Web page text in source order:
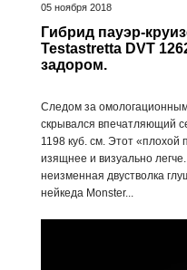
05 ноября 2018
Гибрид пауэр-
Testastretta DVT
задором.
Следом за
скрывался впечатляющий
1198 куб. см. Этот «плохой
изящнее и визуально
неизменная двустволка
нейкеда Monster...